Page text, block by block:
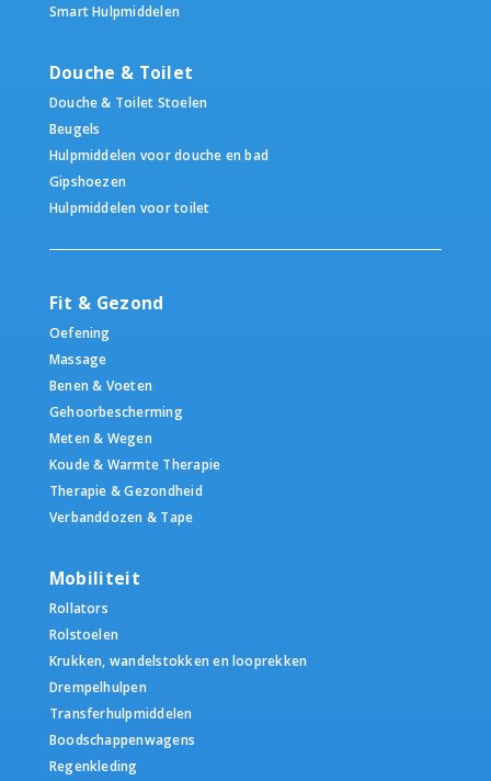
Smart Hulpmiddelen
Douche & Toilet
Douche & Toilet Stoelen
Beugels
Hulpmiddelen voor douche en bad
Gipshoezen
Hulpmiddelen voor toilet
Fit & Gezond
Oefening
Massage
Benen & Voeten
Gehoorbescherming
Meten & Wegen
Koude & Warmte Therapie
Therapie & Gezondheid
Verbanddozen & Tape
Mobiliteit
Rollators
Rolstoelen
Krukken, wandelstokken en looprekken
Drempelhulpen
Transferhulpmiddelen
Boodschappenwagens
Regenkleding